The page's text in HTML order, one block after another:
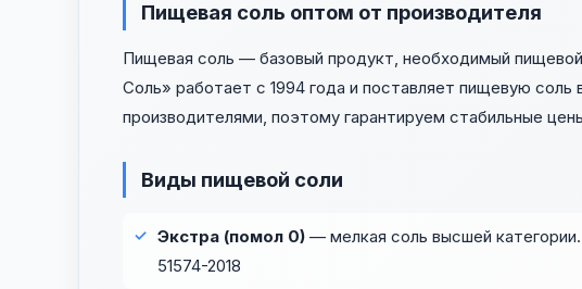
Пищевая соль оптом от производителя
Пищевая соль — базовый продукт, необходимый
Соль» работает с 1994 года и поставляет пищевую
производителями, поэтому гарантируем стабильные
Виды пищевой соли
Экстра (помол 0) — мелкая соль высшей
51574-2018